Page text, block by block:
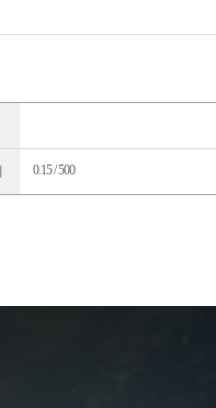
0.15 / 500